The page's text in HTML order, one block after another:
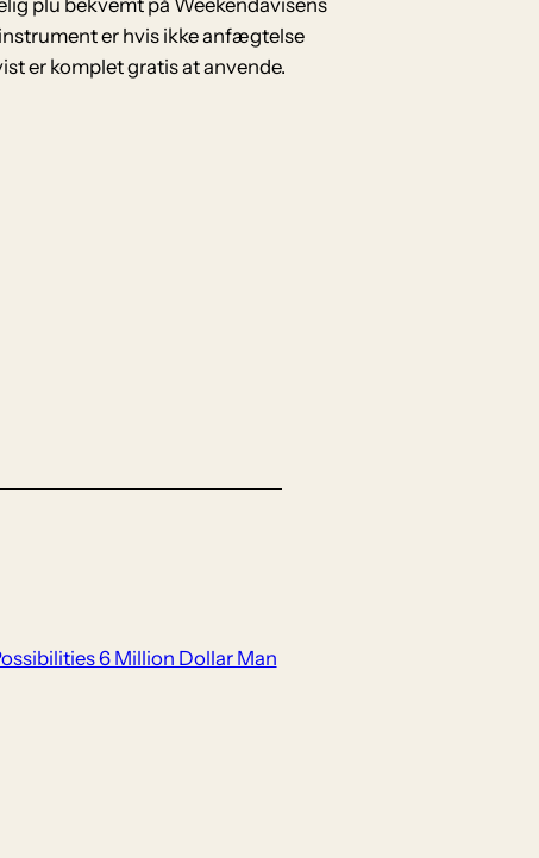
plu bekvemt på Weekendavisens
er hvis ikke anfægtelse
er komplet gratis at anvende.
6 Million Dollar Man